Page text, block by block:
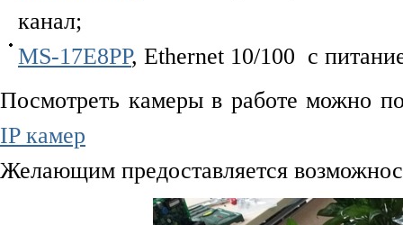
канал;
MS-17E8PP, Ethernet 10/100 с
Посмотреть камеры в работе можно
IP камер
Желающим предоставляется